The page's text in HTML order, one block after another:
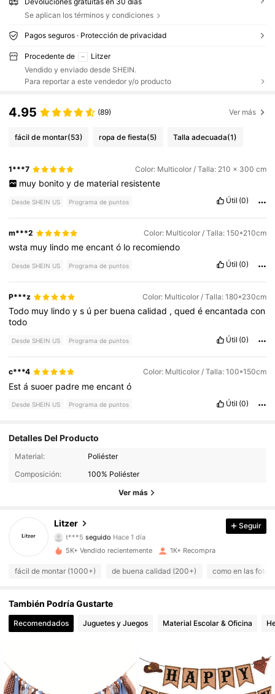
Se aplican los términos y condiciones
Pagos seguros · Protección de privacidad
Procedente de
Litzer
Vendido y enviado desde SHEIN.
Para reportar a este vendedor y/o producto
4.95 (89) Ver más
fácil de montar(53) ropa de fiesta(5) Talla adecuada(1)
1***7 Color: Multicolor / Talla: 210 x 300 cm
muy bonito y de material resistente
Desde SHEIN US Programa de puntos Útil (0)
m***2 Color: Multicolor / Talla: 150*210cm
wsta muy lindo meencantó lo recomiendo
Desde SHEIN US Programa de puntos Útil (0)
P***z Color: Multicolor / Talla: 180*230cm
Todo muy lindoys ú per buenacalidad ,quedéencantadacon
todo
Desde SHEIN US Programa de puntos Útil (0)
c***4 Color: Multicolor / Talla: 100*150cm
Estásuoer padre meencantó
Desde SHEIN US Programa de puntos Útil (0)
Detalles Del Producto
Material:
Poliéster
Composición:
100% Poliéster
Ver más
Litzer
899 Seguidores
899 Seguidores
t***5 seguido Hace 1 día
4.86
4.86 899 Seguidores
4.86 899 Seguidores
4.86
899 Seguidores
Seguir
5K+ Vendido recientemente 1K+ Recompra
fácil de montar (1000+) de buena calidad (200+) como en las
También Podría Gustarte
Recomendados Juguetes y Juegos Material Escolar & Oficina